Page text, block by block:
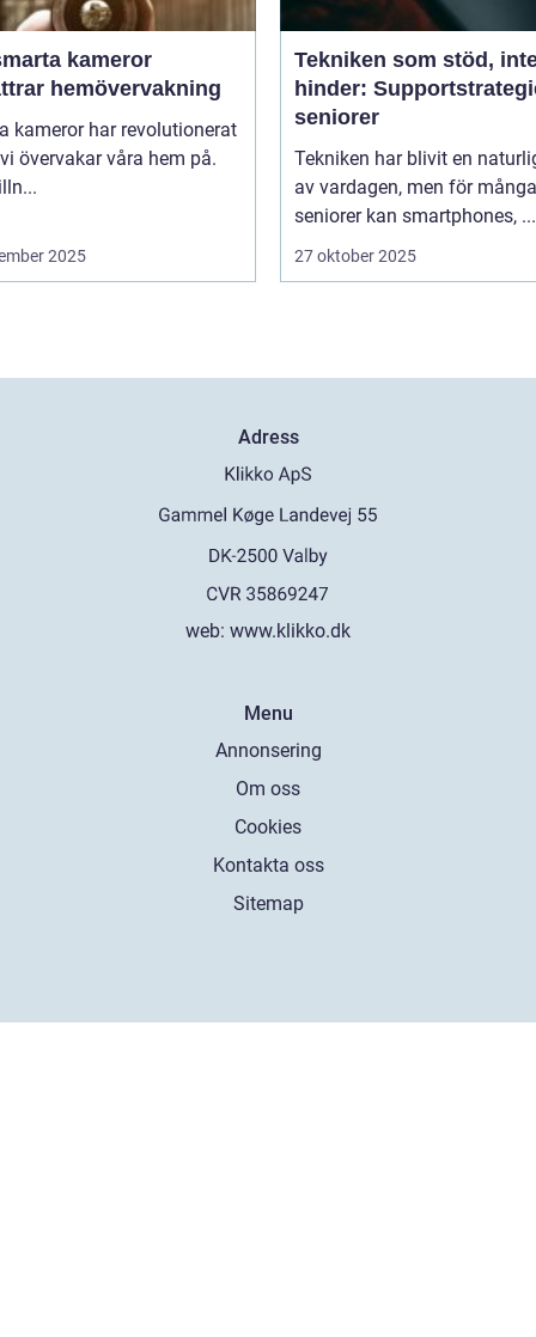
kameror
hemövervakning
kameror har revolutionerat
övervakar våra hem på.
2025
Tekniken som stöd,
hinder:
seniorer
Tekniken har blivit en
av vardagen, men för många
seniorer kan smartphones, ...
27 oktober 2025
Adress
web: www.klikko.dk
Menu
Annonsering
Om oss
Cookies
Kontakta oss
Sitemap